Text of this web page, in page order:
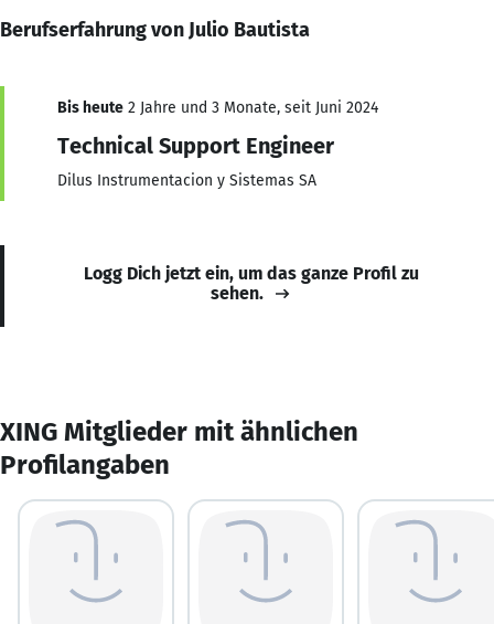
Berufserfahrung von Julio Bautista
Bis heute 2 Jahre und 3 Monate, seit Juni 2024
Technical Support Engineer
Dilus Instrumentacion y Sistemas SA
Logg Dich jetzt ein, um das ganze Profil zu
sehen.
XING Mitglieder mit ähnlichen
Profilangaben